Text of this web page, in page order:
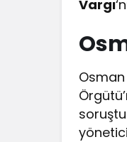
Vargı
Osman